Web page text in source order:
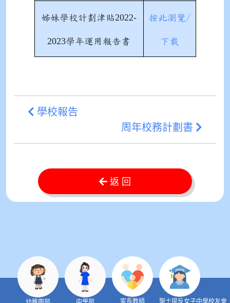
姊妹學校計劃津貼2022-
2023學年運用報告書
按此瀏覽/
下載
學校報告
周年校務計劃書
返 回